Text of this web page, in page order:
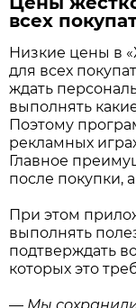
Основной
сделан на
многие из них в
чем в
БАНАНЫ — всего
КОНФЕТЫ
арахис, криспи,
МАСЛО
несоленое,
КОЛБАСА
сорт,
рубля за 1 кг;
ВОДА
1,29 рубля за 1,5
БУМАГА
всего 6,99